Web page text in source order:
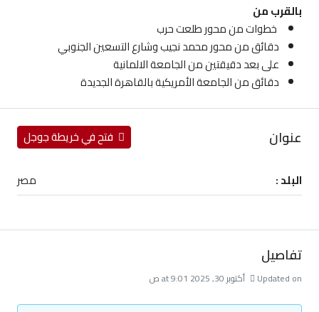
بالقرب من
خطوات من محور طلعت حرب
دقائق من محور محمد نجيب وشارع التسعين الجنوبي
على بعد دقيقتين من الجامعة الالمانية
دقائق من الجامعة الأمريكية بالقاهرة الجديدة
عنوان فتح في خريطة جوجل
البلد : مصر
تفاصيل
Updated on أكتوبر 30, 2025 at 9:01 ص